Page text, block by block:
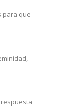
para que
respuesta